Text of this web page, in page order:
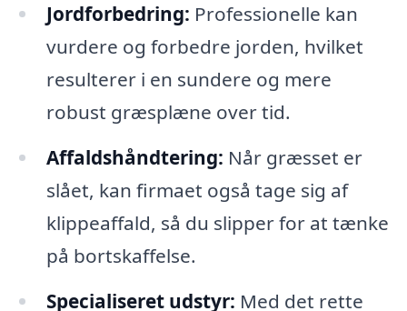
Jordforbedring: Professionelle kan
vurdere og forbedre jorden, hvilket
resulterer i en sundere og mere
robust græsplæne over tid.
Affaldshåndtering: Når græsset er
slået, kan firmaet også tage sig af
klippeaffald, så du slipper for at tænke
på bortskaffelse.
Specialiseret udstyr: Med det rette